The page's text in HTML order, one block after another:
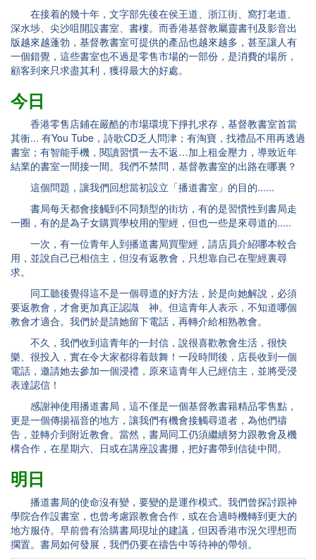
在接着的幾十年，文字部先後在侯王道、浙江街、窩打老道、
深水埗、尖沙咀開設書室、書樓。而香港基督教屬靈書刊及影音出
版越來越蓬勃，基督教書室可提供的產品也越來越多，甚至讓人有
一個錯覺，這些書室也不過是零售市場的一部份，是消費的場所，
顧客到來只求盡其利，獲得最大的好處。
今日
香港零售店鋪在嚴酷的市場環境下掙扎求存，基督教書室首當
其衝... 有You Tube，詩歌CD乏人問津；有淘寶，找禮品不用再透過
書室；有智能手機，閱讀習慣一去不返…加上租金壓力，導致近年
結業的書室一間接一間。我們不禁問，基督教書室的出路在哪裏？
這個問題，讓我們回想當初設立「播道書室」的目的......
書局每天都會接觸到不同類型的街坊，有的是習慣性到書局走
一圈，有的是為子女購買學校用的聖經，但也一些是來尋道的.....
一次，有一位青年人到播道書局買聖經，請店員介紹哪本較合
用，並說自己已相信主，但沒有返教會，只想靠自己在聖經裏尋
求。
同工聽後覺得這不是一個尋道的好方法，於是向她解說，必須
要返教會，才會更加真正認識 神。但這青年人表示，不知道哪個
教會才適合。我們於是請她留下電話，再轉介給相熟教會。
不久，我們收到這青年的一封信，說很喜歡教會生活，很快
樂、很投入，實在令大家都得着鼓舞！一段時間後，店長收到一個
電話，邀請她去參加一個浸禮，原來這青年人已經信主，並將受浸
表達認信！
感謝神使用播道書局，這不僅是一個基督教書籍精品零售點，
更是一個傳揚福音的地方，讓我們有機會接觸尋道者，為他們禱
告，並轉介到附近教會。當然，書局同工仍須繼續努力跟教會及機
構合作，在星期六、日或在講座設書攤，把好書帶到信徒中間。
明日
播道書局的使命沒有變，要變的是運作模式。我們曾探討跟神
學院合作設書室，也曾考慮跟教會合作，或在合適時機轉到更大的
地方服侍。早前曾有洽購書局現址的建議，但因香港巿況欠理想而
擱置。書局如何發展，我們仍要在禱告中等待神的帶領。